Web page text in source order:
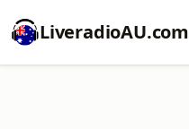
LiveradioAU.com